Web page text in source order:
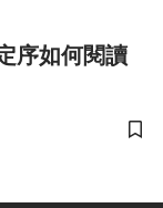
序如何閱讀
儲